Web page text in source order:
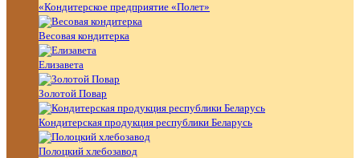
«Кондитерское предприятие «Полет»
Весовая кондитерка
Елизавета
Золотой Повар
Кондитерская продукция республики Беларусь
Полоцкий хлебозавод